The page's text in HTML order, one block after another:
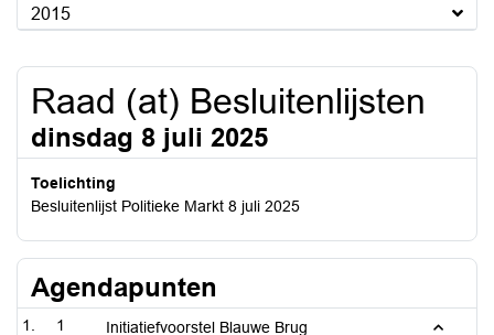
2015
Raad (at) Besluitenlijsten
dinsdag 8 juli 2025
Toelichting
Besluitenlijst Politieke Markt 8 juli 2025
Agendapunten
1 Initiatiefvoorstel Blauwe Brug